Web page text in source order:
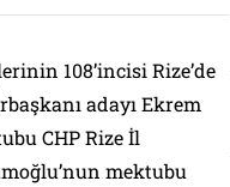
108’incisi Rize’de
adayı Ekrem
CHP Rize İl
mektubu